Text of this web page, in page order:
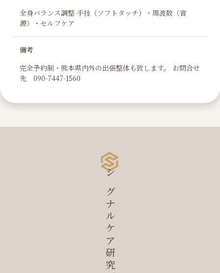
全身バランス調整 手技（ソフトタッチ）・周波数（音
源）・セルフケア
備考
完全予約制・熊本県内外の出張整体も致します。 お問合せ
先 090-7447-1560
シグナルケア研究所